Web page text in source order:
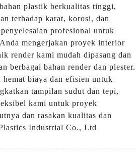
plastik berkualitas tinggi,
terhadap karat, korosi, dan
profesional untuk
mengerjakan proyek interior
render kami mudah dipasang dan
berbagai bahan render dan plester.
biaya dan efisien untuk
tampilan sudut dan tepi,
kami untuk proyek
dan rasakan kualitas dan
Industrial Co., Ltd